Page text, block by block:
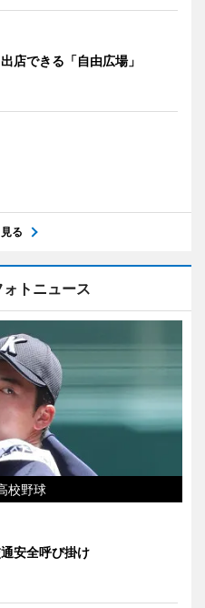
店できる「自由広場」
る
トニュース
校野球
通安全呼び掛け